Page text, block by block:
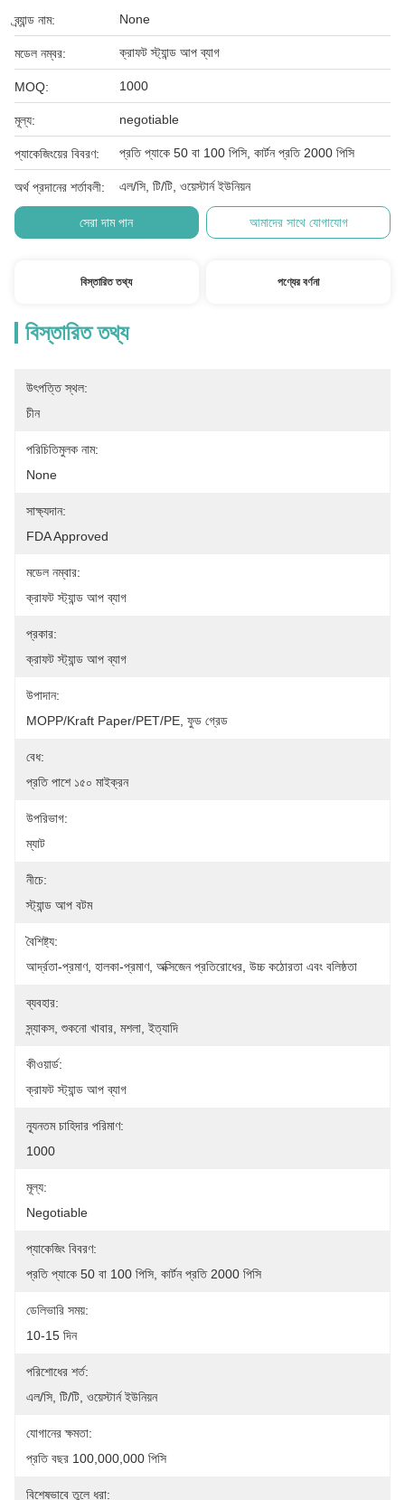
ব্র্যান্ড নাম: None
মডেল নম্বর: ক্রাফট স্ট্যান্ড আপ ব্যাগ
MOQ: 1000
মূল্য: negotiable
প্যাকেজিংয়ের বিবরণ: প্রতি প্যাকে 50 বা 100 পিসি, কার্টন প্রতি 2000 পিসি
অর্থ প্রদানের শর্তাবলী: এল/সি, টি/টি, ওয়েস্টার্ন ইউনিয়ন
সেরা দাম পান আমাদের সাথে যোগাযোগ
বিস্তারিত তথ্য পণ্যের বর্ণনা
বিস্তারিত তথ্য
উৎপত্তি স্থল:
চীন
পরিচিতিমুলক নাম:
None
সাক্ষ্যদান:
FDA Approved
মডেল নম্বার:
ক্রাফট স্ট্যান্ড আপ ব্যাগ
প্রকার:
ক্রাফট স্ট্যান্ড আপ ব্যাগ
উপাদান:
MOPP/Kraft Paper/PET/PE, ফুড গ্রেড
বেধ:
প্রতি পাশে ১৫০ মাইক্রন
উপরিভাগ:
ম্যাট
নীচে:
স্ট্যান্ড আপ বটম
বৈশিষ্ট্য:
আর্দ্রতা-প্রমাণ, হালকা-প্রমাণ, অক্সিজেন প্রতিরোধের, উচ্চ কঠোরতা এবং বলিষ্ঠতা
ব্যবহার:
স্ন্যাকস, শুকনো খাবার, মশলা, ইত্যাদি
কীওয়ার্ড:
ক্রাফট স্ট্যান্ড আপ ব্যাগ
ন্যূনতম চাহিদার পরিমাণ:
1000
মূল্য:
Negotiable
প্যাকেজিং বিবরণ:
প্রতি প্যাকে 50 বা 100 পিসি, কার্টন প্রতি 2000 পিসি
ডেলিভারি সময়:
10-15 দিন
পরিশোধের শর্ত:
এল/সি, টি/টি, ওয়েস্টার্ন ইউনিয়ন
যোগানের ক্ষমতা:
প্রতি বছর 100,000,000 পিসি
বিশেষভাবে তুলে ধরা: